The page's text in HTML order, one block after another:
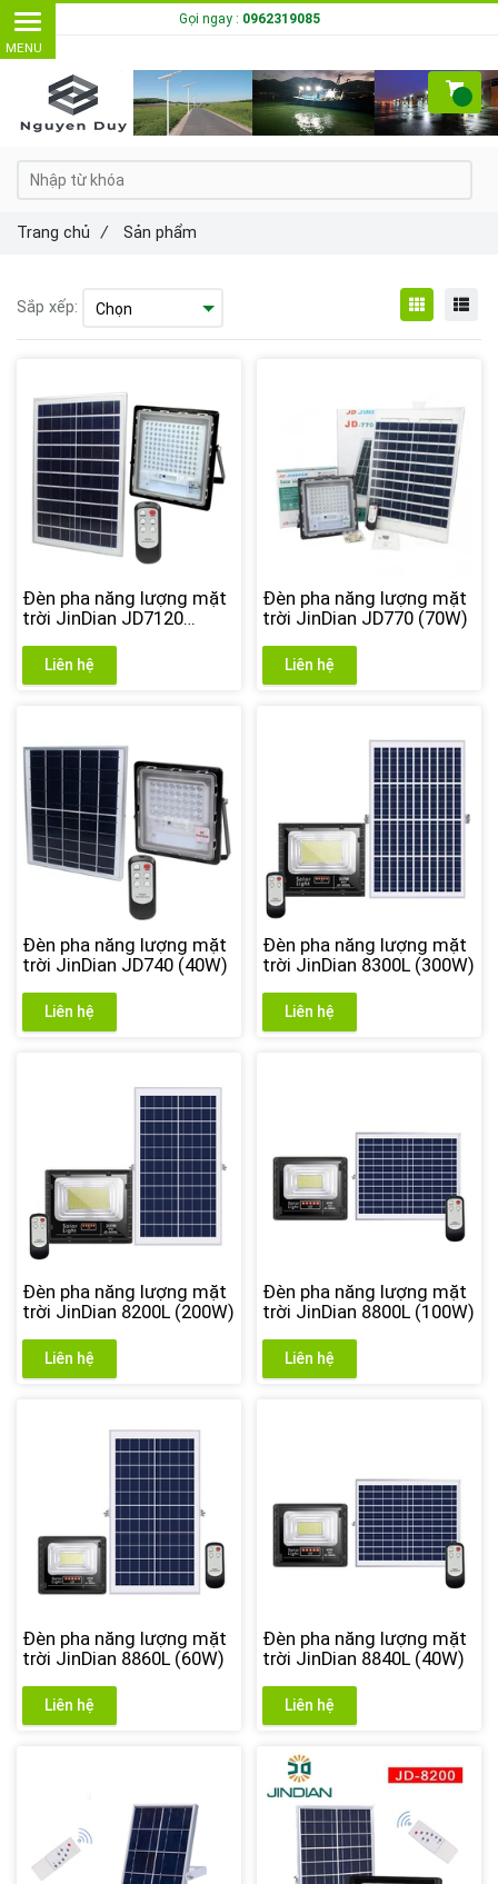
Sắp xếp:
Đèn pha năng lượng mặt
trời JinDian JD7120
Liên hệ
Đèn pha năng lượng mặt
trời JinDian JD770 (70W)
Liên hệ
Đèn pha năng lượng mặt
trời JinDian JD740 (40W)
Liên hệ
Đèn pha năng lượng mặt
trời JinDian 8300L (300W)
Liên hệ
Đèn pha năng lượng mặt
trời JinDian 8200L (200W)
Liên hệ
Đèn pha năng lượng mặt
trời JinDian 8800L (100W)
Liên hệ
Đèn pha năng lượng mặt
trời JinDian 8860L (60W)
Liên hệ
Đèn pha năng lượng mặt
trời JinDian 8840L (40W)
Liên hệ
Trang chủ / Sản phẩm
Gọi ngay : 0962319085